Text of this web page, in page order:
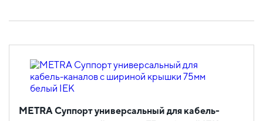
METRA Суппорт универсальный для кабель-